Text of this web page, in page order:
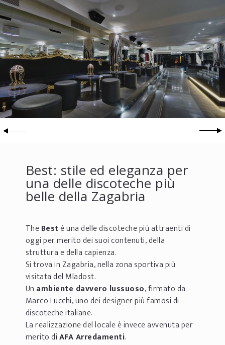
Best: stile ed eleganza per
una delle discoteche più
belle della Zagabria
TheBestè una delle discoteche più attraenti di
oggi per merito dei suoi contenuti, della
struttura e della capienza.
Si trova in Zagabria, nella zona sportiva più
visitata del Mladost.
Un ambiente davvero lussuoso, firmato da
Marco Lucchi, uno dei designer più famosi di
discoteche italiane.
La realizzazione del locale è invece avvenuta per
merito diAFA Arredamenti.